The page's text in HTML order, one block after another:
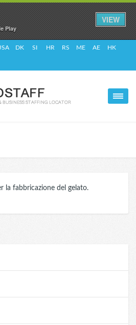
Play
VIEW
DK SI HR RS ME AE HK
la fabbricazione del gelato.